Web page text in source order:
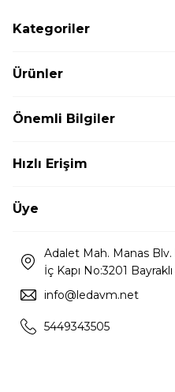
Kategoriler
Ürünler
Önemli Bilgiler
Hızlı Erişim
Üye
Adalet Mah. Manas
İç Kapı No:3201
info@ledavm.net
5449343505